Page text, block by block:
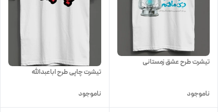
تیشرت طرح عشق زمستانی
ناموجود
تیشرت چاپی طرح اباعبدالله
ناموجود